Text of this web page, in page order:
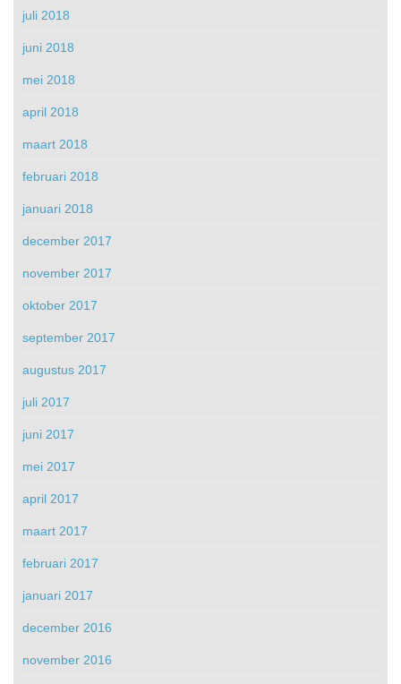
juli 2018
juni 2018
mei 2018
april 2018
maart 2018
februari 2018
januari 2018
december 2017
november 2017
oktober 2017
september 2017
augustus 2017
juli 2017
juni 2017
mei 2017
april 2017
maart 2017
februari 2017
januari 2017
december 2016
november 2016